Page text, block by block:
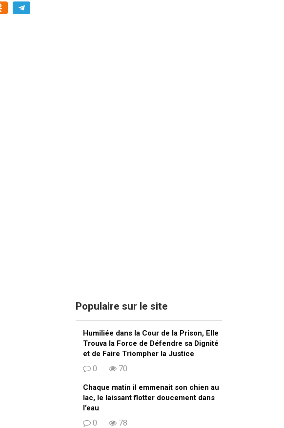
Populaire sur le site
Humiliée dans la Cour de la Prison, Elle
Trouva la Force de Défendre sa Dignité
et de Faire Triompher la Justice
0 70
Chaque matin il emmenait son chien au
lac, le laissant flotter doucement dans
l’eau
0 78